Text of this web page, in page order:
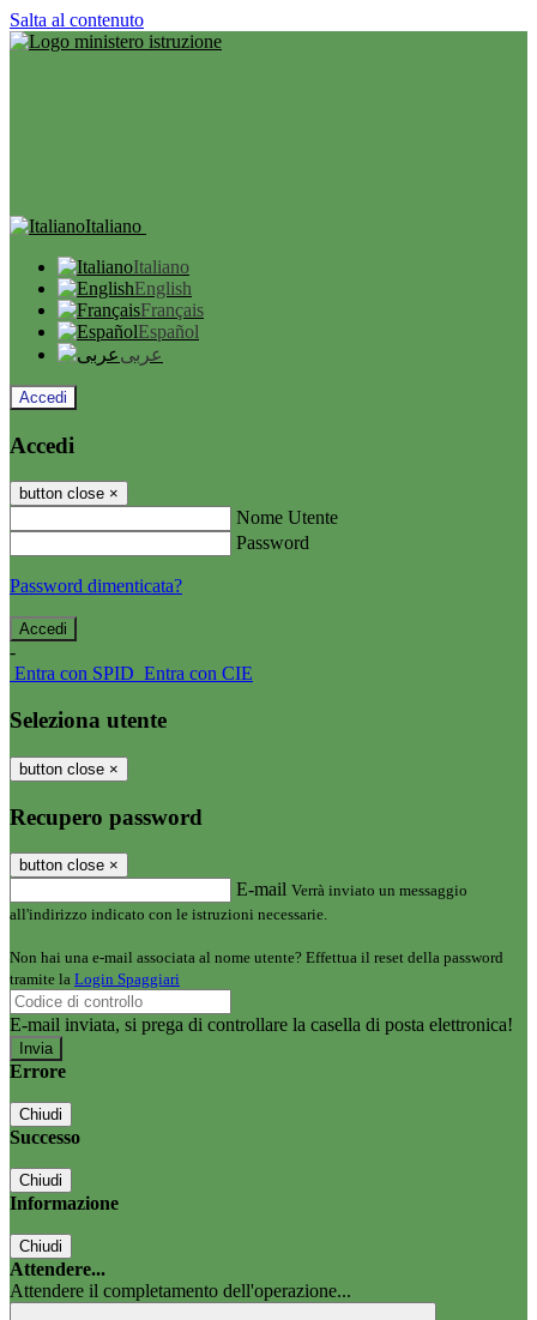
Salta al contenuto
Italiano
Italiano
English
Français
Español
عربى
Accedi
Accedi
button close ×
Nome Utente
Password
Password dimenticata?
-
Entra con SPID Entra con CIE
Seleziona utente
button close ×
Recupero password
button close ×
E-mail Verrà inviato un messaggio
all'indirizzo indicato con le istruzioni necessarie.
Non hai una e-mail associata al nome utente? Effettua il reset della password
tramite la Login Spaggiari
E-mail inviata, si prega di controllare la casella di posta elettronica!
Errore
Chiudi
Successo
Chiudi
Informazione
Chiudi
Attendere...
Attendere il completamento dell'operazione...